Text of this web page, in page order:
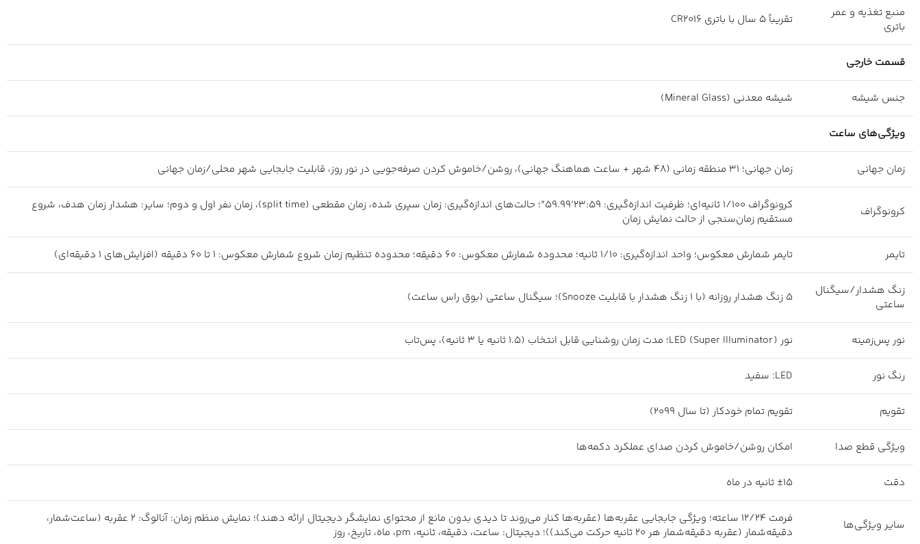
منبع تغذیه و عمر
باتری
تقریباً ۵ سال با باتری CR2016
قسمت خارجی
جنس شیشه شیشه معدنی (Mineral Glass)
ویژگی‌های ساعت
زمان جهانی زمان جهانی؛ ۳۱ منطقه زمانی (۴۸ شهر + ساعت هماهنگ جهانی)، روشن/خاموش کردن صرفه‌جویی در نور روز، قابلیت جابجایی شهر محلی/زمان جهانی
کرونوگراف
کرونوگراف ۱/۱۰۰ ثانیه‌ای؛ ظرفیت اندازه‌گیری: ۲۳:۵۹’۵۹.۹۹”؛ حالت‌های اندازه‌گیری: زمان سپری شده، زمان مقطعی (split time)، زمان نفر اول و دوم؛ سایر: هشدار زمان هدف، شروع
مستقیم زمان‌سنجی از حالت نمایش زمان
تایمر تایمر شمارش معکوس؛ واحد اندازه‌گیری: ۱/۱۰ ثانیه؛ محدوده شمارش معکوس: ۶۰ دقیقه؛ محدوده تنظیم زمان شروع شمارش معکوس: ۱ تا ۶۰ دقیقه (افزایش‌های ۱ دقیقه‌ای)
زنگ هشدار/سیگنال
ساعتی
۵ زنگ هشدار روزانه (با ۱ زنگ هشدار با قابلیت Snooze)؛ سیگنال ساعتی (بوق راس ساعت)
نور پس‌زمینه نور LED (Super Illuminator)؛ مدت زمان روشنایی قابل انتخاب (۱.۵ ثانیه یا ۳ ثانیه)، پس‌تاب
رنگ نور LED: سفید
تقویم تقویم تمام خودکار (تا سال ۲۰۹۹)
ویژگی قطع صدا امکان روشن/خاموش کردن صدای عملکرد دکمه‌ها
دقت ±۱۵ ثانیه در ماه
سایر ویژگی‌ها
فرمت ۱۲/۲۴ ساعته؛ ویژگی جابجایی عقربه‌ها (عقربه‌ها کنار می‌روند تا دیدی بدون مانع از محتوای نمایشگر دیجیتال ارائه دهند)؛ نمایش منظم زمان: آنالوگ: ۲ عقربه (ساعت‌شمار،
دقیقه‌شمار (عقربه دقیقه‌شمار هر ۲۰ ثانیه حرکت می‌کند))؛ دیجیتال: ساعت، دقیقه، ثانیه، pm، ماه، تاریخ، روز